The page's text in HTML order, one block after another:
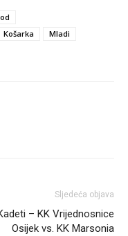
Košarka
Mladi
Sljedeća objava
– KK Vrijednosnice
Osijek vs. KK Marsonia